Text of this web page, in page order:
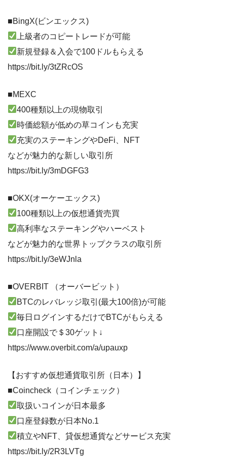
■BingX(ビンエックス)
上級者のコピートレードが可能
新規登録＆入会で100ドルもらえる
https://bit.ly/3tZRcOS
■MEXC
400種類以上の現物取引
時価総額が低めの草コインも充実
充実のステーキングやDeFi、NFT
などが魅力的な新しい取引所
https://bit.ly/3mDGFG3
■OKX(オーケーエックス)
100種類以上の仮想通貨売買
高利率なステーキングやハーベスト
などが魅力的な世界トップクラスの取引所
https://bit.ly/3eWJnla
■OVERBIT （オーバービット）
BTCのレバレッジ取引(最大100倍)が可能
毎日ログインするだけでBTCがもらえる
口座開設で＄30ゲット↓
https://www.overbit.com/a/upauxp
【おすすめ仮想通貨取引所（日本）】
■Coincheck（コインチェック）
取扱いコインが日本最多
口座登録数が日本No.1
積立やNFT、貸仮想通貨などサービス充実
https://bit.ly/2R3LVTg